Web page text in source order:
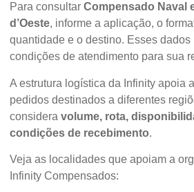
Para consultar Compensado Naval
d’Oeste, informe a aplicação, o
quantidade e o destino. Esses
condições de atendimento para sua
A estrutura logística da Infinity apoia
pedidos destinados a diferentes
considera volume, rota,
condições de recebimento.
Veja as localidades que apoiam a
Infinity Compensados: